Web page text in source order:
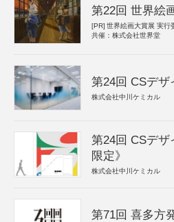
第22回 世界絵
[PR] 世界絵画大賞展 実行
共催：株式会社世界堂
第24回 CSデザ
株式会社中川ケミカル
第24回 CSデザ
限定》
株式会社中川ケミカル
第71回 喜多方